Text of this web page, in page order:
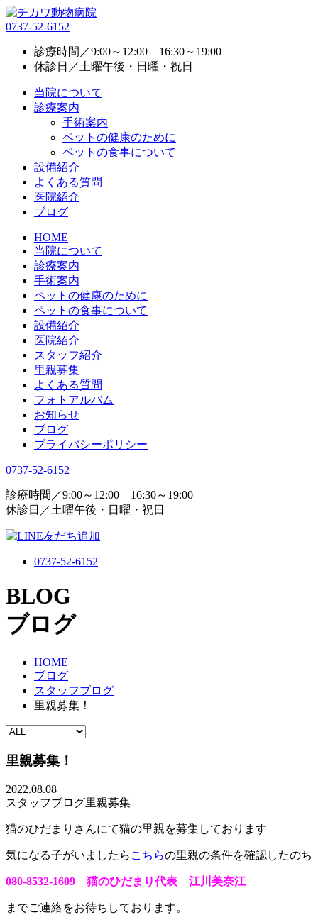
0737-52-6152
診療時間／9:00～12:00 16:30～19:00
休診日／土曜午後・日曜・祝日
当院について
診療案内
手術案内
ペットの健康のために
ペットの食事について
設備紹介
よくある質問
医院紹介
ブログ
HOME
当院について
診療案内
手術案内
ペットの健康のために
ペットの食事について
設備紹介
医院紹介
スタッフ紹介
里親募集
よくある質問
フォトアルバム
お知らせ
ブログ
プライバシーポリシー
0737-52-6152
診療時間／9:00～12:00 16:30～19:00
休診日／土曜午後・日曜・祝日
0737-52-6152
BLOG
ブログ
HOME
ブログ
スタッフブログ
里親募集！
里親募集！
2022.08.08
スタッフブログ里親募集
猫のひだまりさんにて猫の里親を募集しております
気になる子がいましたら こちらの里親の条件を確認したのち
080-8532-1609 猫のひだまり代表 江川美奈江
までご連絡をお待ちしております。